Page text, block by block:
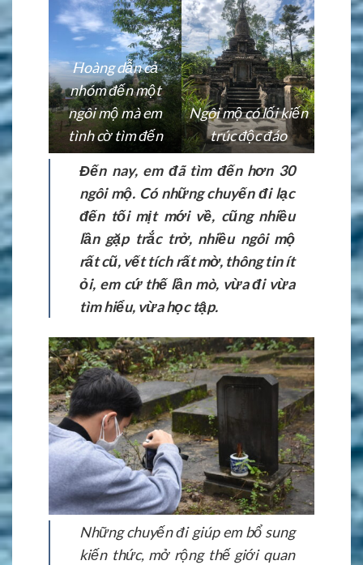
Hoàng dẫn cả
nhóm đến một
ngôi mộ mà em
tình cờ tìm đến
Ngôi mộ có lối kiến
trúc độc đáo
Đến nay, em đã tìm đến hơn 30
ngôi mộ. Có những chuyến đi lạc
đến tối mịt mới về, cũng nhiều
lần gặp trắc trở, nhiều ngôi mộ
rất cũ, vết tích rất mờ, thông tin ít
ỏi, em cứ thế lần mò, vừa đi vừa
tìm hiểu, vừa học tập.
Những chuyến đi giúp em bổ sung
kiến thức, mở rộng thế giới quan